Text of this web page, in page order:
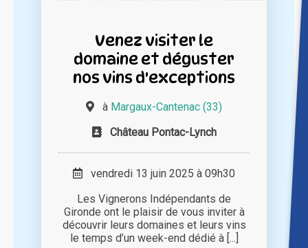
Venez visiter le
domaine et déguster
nos vins d'exceptions
à Margaux-Cantenac (33)
Château Pontac-Lynch
vendredi 13 juin 2025 à 09h30
Les Vignerons Indépendants de
Gironde ont le plaisir de vous inviter à
découvrir leurs domaines et leurs vins
le temps d’un week-end dédié à [...]